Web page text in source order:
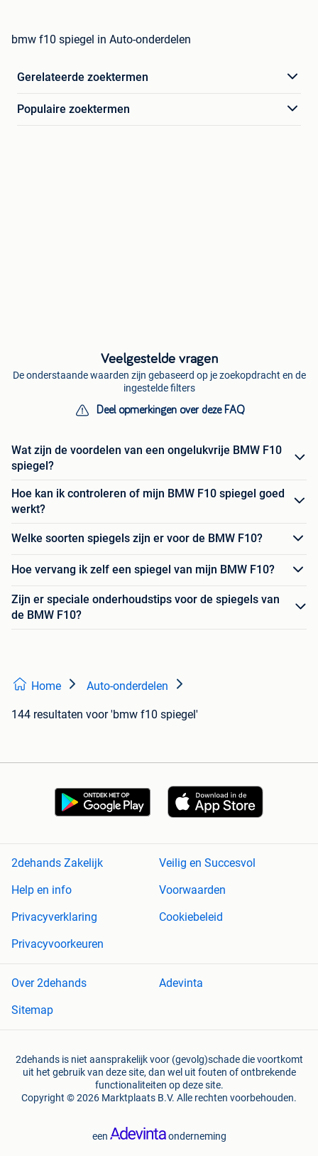
bmw f10 spiegel in Auto-onderdelen
Gerelateerde zoektermen
Populaire zoektermen
Veelgestelde vragen
De onderstaande waarden zijn gebaseerd op je zoekopdracht en de
ingestelde filters
Deel opmerkingen over deze FAQ
Wat zijn de voordelen van een ongelukvrije BMW F10
spiegel?
Hoe kan ik controleren of mijn BMW F10 spiegel goed
werkt?
Welke soorten spiegels zijn er voor de BMW F10?
Hoe vervang ik zelf een spiegel van mijn BMW F10?
Zijn er speciale onderhoudstips voor de spiegels van
de BMW F10?
Home Auto-onderdelen
144 resultaten voor 'bmw f10 spiegel'
2dehands Zakelijk
Veilig en Succesvol
Help en info
Voorwaarden
Privacyverklaring
Cookiebeleid
Privacyvoorkeuren
Over 2dehands
Adevinta
Sitemap
2dehands is niet aansprakelijk voor (gevolg)schade die voortkomt
uit het gebruik van deze site, dan wel uit fouten of ontbrekende
functionaliteiten op deze site.
Copyright © 2026 Marktplaats B.V. Alle rechten voorbehouden.
een onderneming